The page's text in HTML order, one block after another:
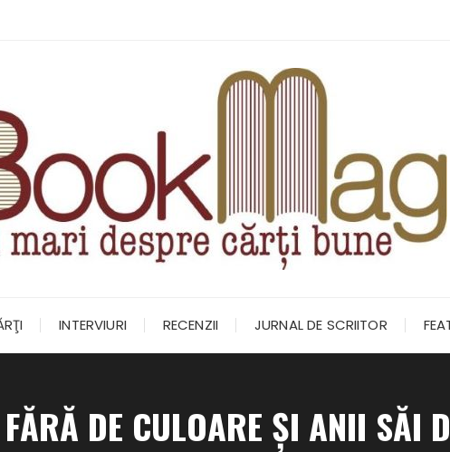
INTERVIURI RECENZII JURNAL DE SCRIITOR
DE CULOARE ȘI ANII SĂI